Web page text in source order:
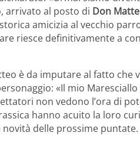
arrivato al posto di Don
amicizia al vecchio
riesce definitivamente a
è da imputare al fatto che
«Il mio
non vedono l’ora di
hanno acuito la loro
delle prossime puntate.